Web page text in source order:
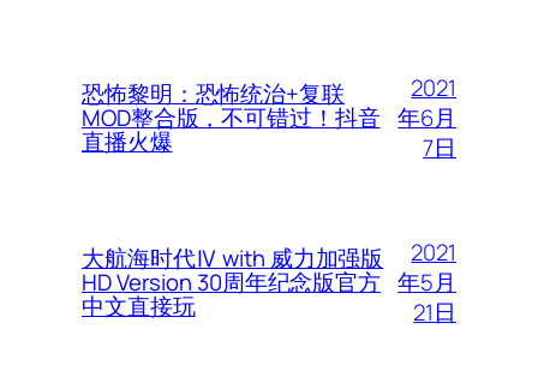
恐怖黎明：恐怖统治+复联
MOD整合版，不可错过！抖音
直播火爆
2021
年6月
7日
大航海时代Ⅳ with 威力加强版
HD Version 30周年纪念版官方
中文直接玩
2021
年5月
21日